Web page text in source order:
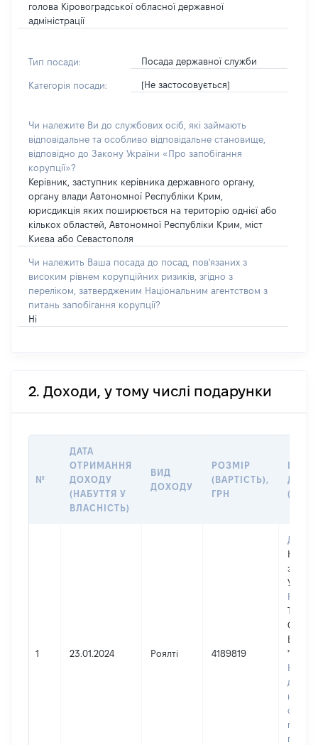
голова Кіровоградської обласної державної
адміністрації
Тип посади: Посада державної служби
Категорія посади: [Не застосовується]
Чи належите Ви до службових осіб, які займають
відповідальне та особливо відповідальне становище,
відповідно до Закону України «Про запобігання
корупції»?
Керівник, заступник керівника державного органу,
органу влади Автономної Республіки Крим,
юрисдикція яких поширюється на територію однієї або
кількох областей, Автономної Республіки Крим, міст
Києва або Севастополя
Чи належить Ваша посада до посад, пов'язаних з
високим рівнем корупційних ризиків, згідно з
переліком, затвердженим Національним агентством з
питань запобігання корупції?
Ні
2. Доходи, у тому числі подарунки
№
ДАТА
ОТРИМАННЯ
ДОХОДУ
(НАБУТТЯ У
ВЛАСНІСТЬ)
ВИД
ДОХОДУ
РОЗМІР
(ВАРТІСТЬ),
ГРН
1 23.01.2024 Роялті 4189819
Україні
"МІА-
Код в